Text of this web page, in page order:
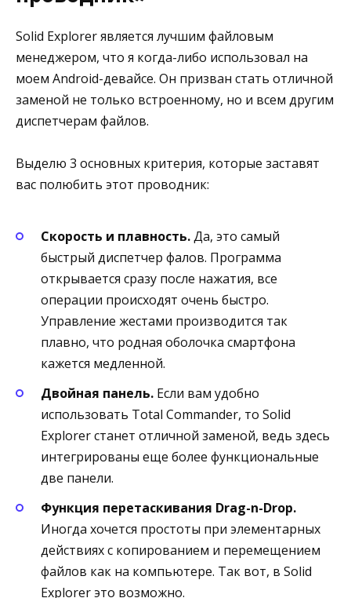
Solid Explorer является лучшим файловым
менеджером, что я когда-либо использовал на
моем Android-девайсе. Он призван стать отличной
заменой не только встроенному, но и всем другим
диспетчерам файлов.
Выделю 3 основных критерия, которые заставят
вас полюбить этот проводник:
Скорость и плавность.Да, это самый
быстрый диспетчер фалов. Программа
открывается сразу после нажатия, все
операции происходят очень быстро.
Управление жестами производится так
плавно, что родная оболочка смартфона
кажется медленной.
Двойная панель. Если вам удобно
использовать Total Commander, то Solid
Explorer станет отличной заменой, ведь здесь
интегрированы еще более функциональные
две панели.
Функция перетаскивания Drag-n-Drop.
Иногда хочется простоты при элементарных
действиях с копированием и перемещением
файлов как на компьютере. Так вот, в Solid
Explorer это возможно.